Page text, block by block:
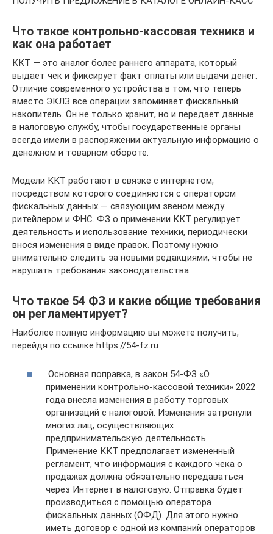
Что такое контрольно-кассовая техника и
как она работает
ККТ — это аналог более раннего аппарата, который
выдает чек и фиксирует факт оплаты или выдачи денег.
Отличие современного устройства в том, что теперь
вместо ЭКЛЗ все операции запоминает фискальный
накопитель. Он не только хранит, но и передает данные
в налоговую службу, чтобы государственные органы
всегда имели в распоряжении актуальную информацию о
денежном и товарном обороте.
Модели ККТ работают в связке с интернетом,
посредством которого соединяются с оператором
фискальных данных — связующим звеном между
ритейлером и ФНС. ФЗ о применении ККТ регулирует
деятельность и использование техники, периодически
внося изменения в виде правок. Поэтому нужно
внимательно следить за новыми редакциями, чтобы не
нарушать требования законодательства.
Что такое 54 ФЗ и какие общие требования
он регламентирует?
Наиболее полную информацию вы можете получить,
перейдя по ссылке https://54-fz.ru
Основная поправка, в закон 54-ФЗ «О
применении контрольно-кассовой техники» 2022
года внесла изменения в работу торговых
организаций с налоговой. Изменения затронули
многих лиц, осуществляющих
предпринимательскую деятельность.
Применение ККТ предполагает измененный
регламент, что информация с каждого чека о
продажах должна обязательно передаваться
через Интернет в налоговую. Отправка будет
производиться с помощью оператора
фискальных данных (ОФД). Для этого нужно
иметь договор с одной из компаний операторов